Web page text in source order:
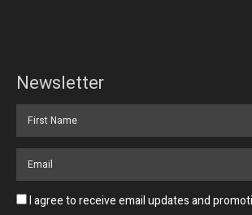
Newsletter
I agree to receive email updates and